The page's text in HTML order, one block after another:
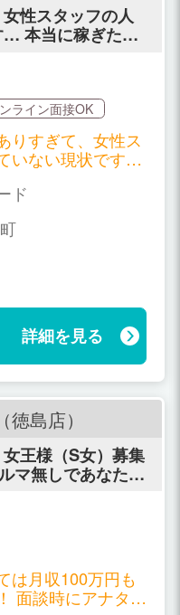
性スタッフの人
… 本当に稼ぎたい
ライン面接OK
りすぎて、女性ス
いない現状です…
集していますの
たりまえです
自分自身さでい
るアットホーム
りプランを期間限
いますので勇気を
だけでもお待ちし
験入店の場合1
ち帰れます！！ ◎
日分のお給料全て
日間体験入店の
お持ち帰れま
の場合4日分の
のお給料全てお
日間体験入店の
お持ち帰れま
店の場合7日分の
ます！！ ◎16日
ド
詳細を見る
島店）
女王様（S女）募集
マ無しであなたの
は月収100万円も
の